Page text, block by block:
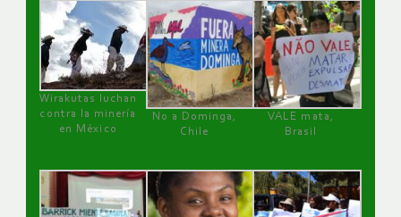
Wirakutas luchan
contra la minería
en México
No a Dominga,
Chile
VALE mata,
Brasil